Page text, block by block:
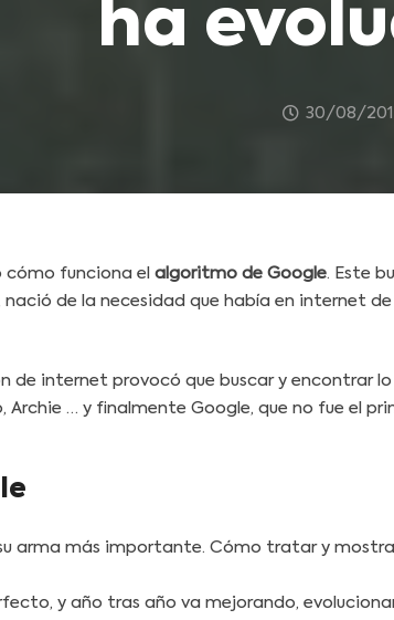
ha
30/08/
cómo funciona el algoritmo de Google. Este
nació de la necesidad que había en internet
de internet provocó que buscar y encontrar
Archie … y finalmente Google, que no fue el
arma más importante. Cómo tratar y
y año tras año va mejorando,